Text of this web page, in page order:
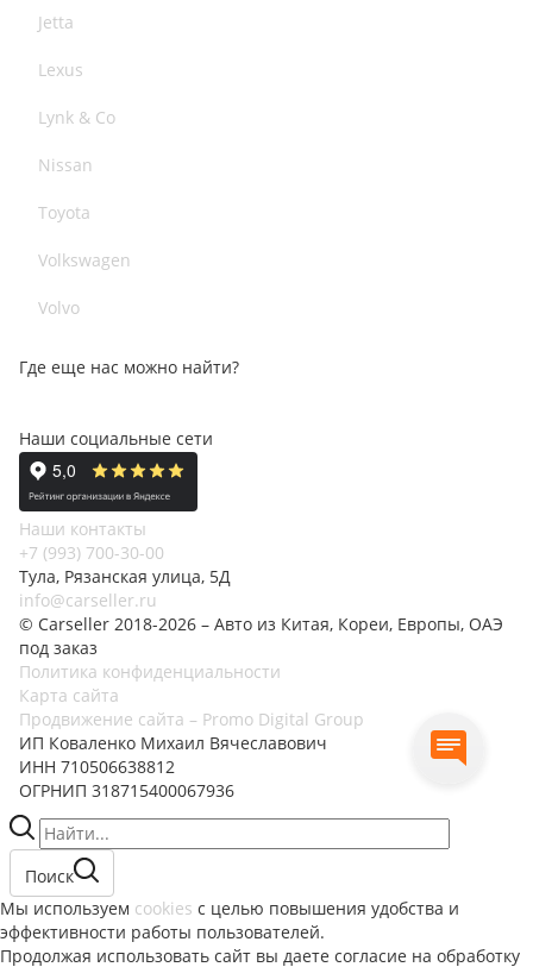
Jetta
Lexus
Lynk & Co
Nissan
Toyota
Volkswagen
Volvo
Где еще нас можно найти?
Наши социальные сети
Наши контакты
+7 (993) 700-30-00
Тула, Рязанская улица, 5Д
info@carseller.ru
© Carseller 2018-2026 – Авто из Китая, Кореи, Европы, ОАЭ
под заказ
Политика конфиденциальности
Карта сайта
Продвижение сайта – Promo Digital Group
ИП Коваленко Михаил Вячеславович
ИНН 710506638812
ОГРНИП 318715400067936
Поиск
Мы используем cookies с целью повышения удобства и
эффективности работы пользователей.
Продолжая использовать сайт вы даете согласие на обработку